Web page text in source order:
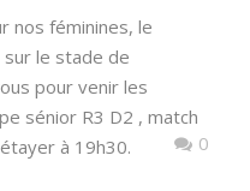
nos féminines, le
sur le stade de
pour venir les
sénior R3 D2 , match
à 19h30.
0